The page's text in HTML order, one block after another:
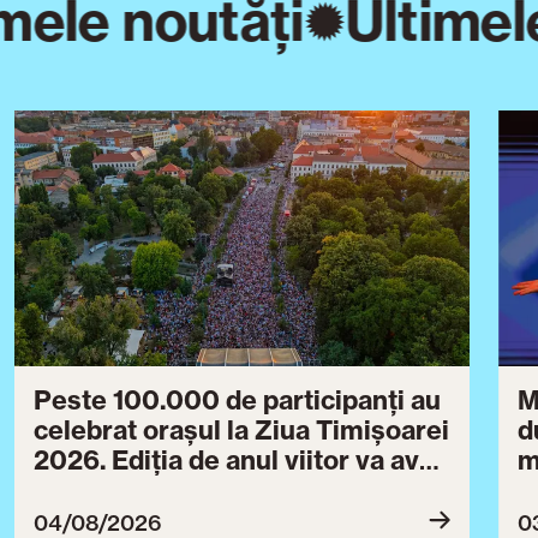
noutăți
Peste 100.000 de participanți au
celebrat orașul la Ziua Timișoarei
2026. Ediția de anul viitor va avea
04/08/2026